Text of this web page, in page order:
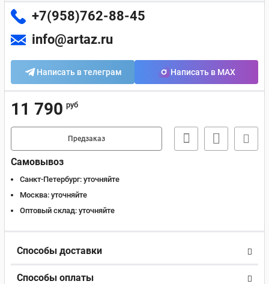
+7(958)762-88-45
info@artaz.ru
Написать в телеграм Написать в MAX
11 790 руб
Предзаказ
Самовывоз
Санкт-Петербург: уточняйте
Москва: уточняйте
Оптовый склад: уточняйте
Способы доставки
Способы оплаты